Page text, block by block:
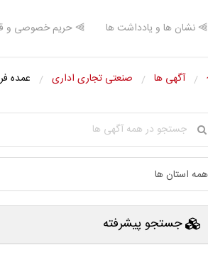
⫸ نشان ها و یادداشت ها ⫸ حریم خصوصی و
آگهی ها صنعتی تجاری اداری عمده
جستجو پیشرفته